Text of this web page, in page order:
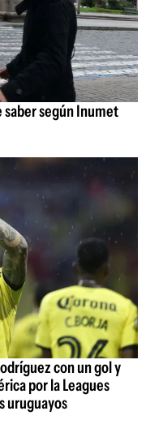
saber según Inumet
con un gol y
por la Leagues
uruguayos